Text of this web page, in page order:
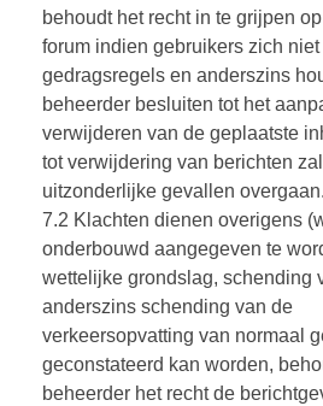
behoudt het recht in te grijpen
forum indien gebruikers zich
gedragsregels en anderszins
beheerder besluiten tot het
verwijderen van de geplaatste
tot verwijdering van berichten
uitzonderlijke gevallen overgaan.
7.2 Klachten dienen overigens
onderbouwd aangegeven te
wettelijke grondslag, schending
anderszins schending van de
verkeersopvatting van normaal
geconstateerd kan worden,
beheerder het recht de